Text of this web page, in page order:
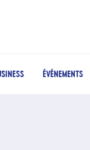
ÉVÉNEMENTS